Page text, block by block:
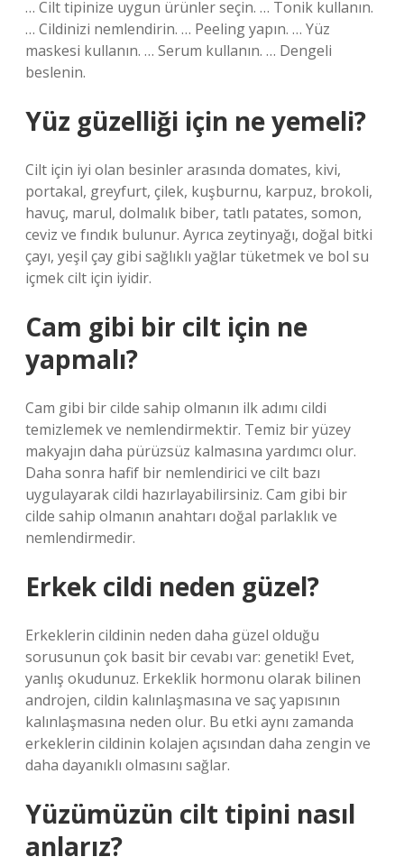
… Cilt tipinize uygun ürünler seçin. … Tonik kullanın.
… Cildinizi nemlendirin. … Peeling yapın. … Yüz
maskesi kullanın. … Serum kullanın. … Dengeli
beslenin.
Yüz güzelliği için ne yemeli?
Cilt için iyi olan besinler arasında domates, kivi,
portakal, greyfurt, çilek, kuşburnu, karpuz, brokoli,
havuç, marul, dolmalık biber, tatlı patates, somon,
ceviz ve fındık bulunur. Ayrıca zeytinyağı, doğal bitki
çayı, yeşil çay gibi sağlıklı yağlar tüketmek ve bol su
içmek cilt için iyidir.
Cam gibi bir cilt için ne
yapmalı?
Cam gibi bir cilde sahip olmanın ilk adımı cildi
temizlemek ve nemlendirmektir. Temiz bir yüzey
makyajın daha pürüzsüz kalmasına yardımcı olur.
Daha sonra hafif bir nemlendirici ve cilt bazı
uygulayarak cildi hazırlayabilirsiniz. Cam gibi bir
cilde sahip olmanın anahtarı doğal parlaklık ve
nemlendirmedir.
Erkek cildi neden güzel?
Erkeklerin cildinin neden daha güzel olduğu
sorusunun çok basit bir cevabı var: genetik! Evet,
yanlış okudunuz. Erkeklik hormonu olarak bilinen
androjen, cildin kalınlaşmasına ve saç yapısının
kalınlaşmasına neden olur. Bu etki aynı zamanda
erkeklerin cildinin kolajen açısından daha zengin ve
daha dayanıklı olmasını sağlar.
Yüzümüzün cilt tipini nasıl
anlarız?